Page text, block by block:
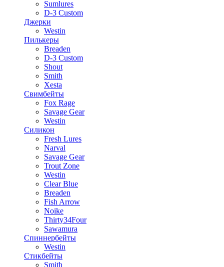
Sumlures
D-3 Custom
Джерки
Westin
Пилькеры
Breaden
D-3 Custom
Shout
Smith
Xesta
Свимбейты
Fox Rage
Savage Gear
Westin
Силикон
Fresh Lures
Narval
Savage Gear
Trout Zone
Westin
Clear Blue
Breaden
Fish Arrow
Noike
Thirty34Four
Sawamura
Спиннербейты
Westin
Стикбейты
Smith